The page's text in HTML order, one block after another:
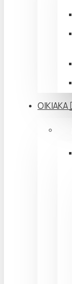
ΟΙΚΙΑΚΑ